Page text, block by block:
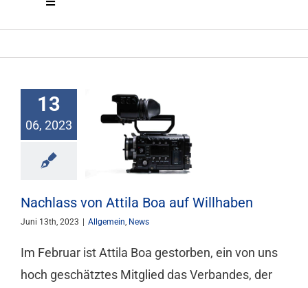
Toggle
Mitglieder
Berufsbilder
13
06, 2023
Nachlass von Attila Boa auf Willhaben
Juni 13th, 2023 | Allgemein News
Im Februar ist Attila Boa gestorben, ein von uns
hoch geschätztes Mitglied das Verbandes, der